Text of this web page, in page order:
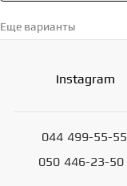
Еще варианты
Instagram
044 499-55-55
050 446-23-50